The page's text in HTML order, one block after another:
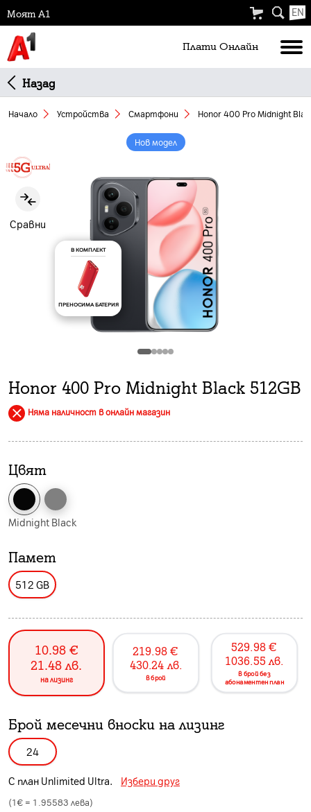
Моят А1 EN
Плати Oнлайн
Назад
Начало Устройства Смартфони Honor 400 Pro Midnight
Нов модел
Сравни
В КОМПЛЕКТ
ПРЕНОСИМА БАТЕРИЯ
Honor 400 Pro Midnight Black 512GB
Няма наличност в онлайн магазин
Цвят
Midnight Black
Памет
512 GB
10.98 €
21.48 лв.
на лизинг
219.98 €
430.24 лв.
в брой
529.98 €
1036.55 лв.
в брой без
абонаментен план
Брой месечни вноски на лизинг
24
С план Unlimited Ultra. Избери друг
(1€ = 1.95583 лева)